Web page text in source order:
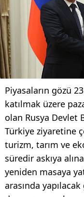
Piyasaların gözü
katılmak üzere
olan Rusya Devlet
Türkiye ziyaretine
turizm, tarım ve
süredir askıya
yeniden masaya
arasında